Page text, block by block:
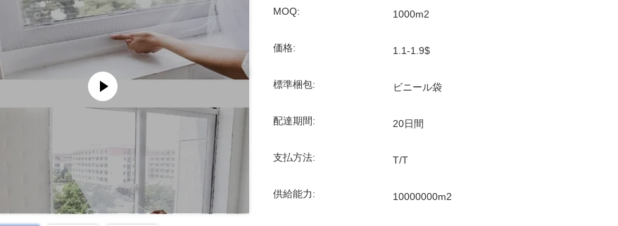
MOQ: 1000m2
価格: 1.1-1.9$
標準梱包: ビニール袋
配達期間: 20日間
支払方法: T/T
供給能力: 10000000m2